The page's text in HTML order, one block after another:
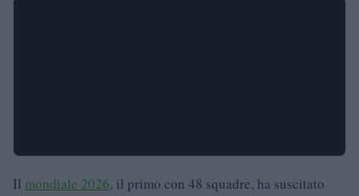
Il mondiale 2026, il primo con 48 squadre, ha suscitato